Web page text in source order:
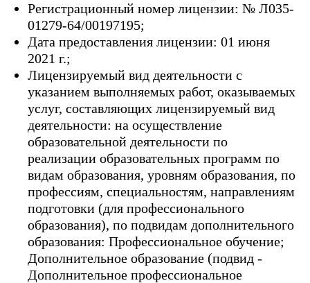
Регистрационный номер лицензии: № Л035-
01279-64/00197195;
Дата предоставления лицензии: 01 июня
2021 г.;
Лицензируемый вид деятельности с
указанием выполняемых работ, оказываемых
услуг, составляющих лицензируемый вид
деятельности: на осуществление
образовательной деятельности по
реализации образовательных программ по
видам образования, уровням образования, по
профессиям, специальностям, направлениям
подготовки (для профессионального
образования), по подвидам дополнительного
образования: Профессиональное обучение;
Дополнительное образование (подвид -
Дополнительное профессиональное